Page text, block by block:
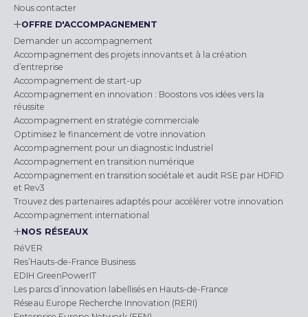
Nous contacter
OFFRE D'ACCOMPAGNEMENT
Demander un accompagnement
Accompagnement des projets innovants et à la création
d’entreprise
Accompagnement de start-up
Accompagnement en innovation : Boostons vos idées vers la
réussite
Accompagnement en stratégie commerciale
Optimisez le financement de votre innovation
Accompagnement pour un diagnostic Industriel
Accompagnement en transition numérique
Accompagnement en transition sociétale et audit RSE par HDFID
et Rev3
Trouvez des partenaires adaptés pour accélérer votre innovation
Accompagnement international
NOS RÉSEAUX
RéVER
Res’Hauts-de-France Business
EDIH GreenPowerIT
Les parcs d’innovation labellisés en Hauts-de-France
Réseau Europe Recherche Innovation (RERI)